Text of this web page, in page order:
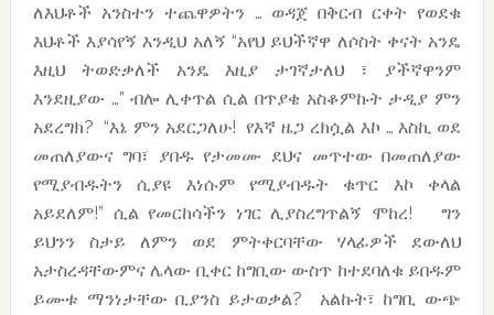
ለእህቶች አንስተን ተጨዋዎትን … ወዳጀ በቅርብ ርቀት የወደቁ
እህቶች እያሳየኝ እንዲህ አለኝ “አየህ ይህችኛዋ ለሶስት ቀናት አንዴ
እዚህ ትወድቃለች አንዴ እዚያ ታገኛታለህ ፣ ያችኛዋንም
እንደዚያው …” ብሎ ሊቀጥል ሲል በጥያቄ አስቆምኩት ታዲያ ምን
አደረግክ? “እኔ ምን አደርጋለሁ! የእኛ ዜጋ ረክሷል እኮ … እስኪ ወደ
መጠለያውና ግባ፣ ያበዱ የታመሙ ደህና መጥተው በመጠለያው
የሚያብዱትን ሲያዩ እነሱም የሚያብዱት ቁጥር እኮ ቀላል
አይደለም!” ሲል የመርከሳችን ነገር ሊያስረግጥልኝ ሞከረ! ግን
ይህንን ስታይ ለምን ወደ ምትቀርባቸው ሃላፊዎች ደውለህ
አታስረዳቸውምና ሌላው ቢቀር ከግቢው ውስጥ ከተደባለቁ ይበዱም
ይሙቱ ማንነታቸው ቢያንስ ይታወቃል? አልኩት፣ ከግቢ ውጭ